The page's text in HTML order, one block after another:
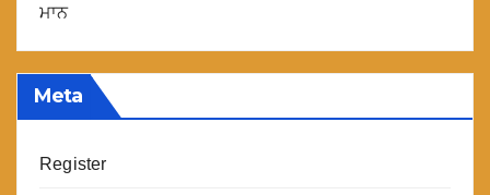
ਮਾਨ
Meta
Register